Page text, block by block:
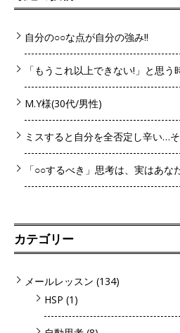
自分の○○な点が自分の強み!!
「もうこれ以上できない!」と思
M.Y様(30代/男性)
ミスすると自分を全否定し辛い…
「○○するべき」思考は、実はあな
カテゴリー
メールレッスン (134)
HSP (1)